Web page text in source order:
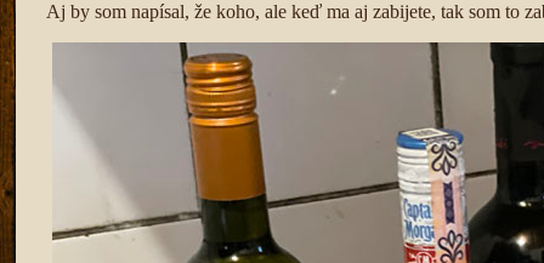
Aj by som napísal, že koho, ale keď ma aj zabijete, tak som to